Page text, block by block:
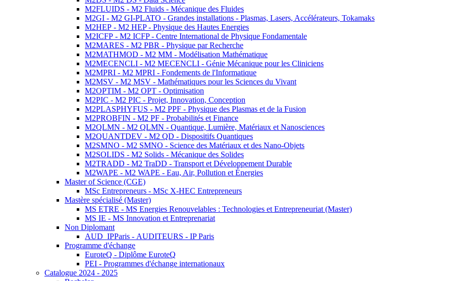
M2FLUIDS - M2 Fluids - Mécanique des Fluides
M2GI - M2 GI-PLATO - Grandes installations - Plasmas, Lasers, Accélérateurs, Tokamaks
M2HEP - M2 HEP - Physique des Hautes Energies
M2ICFP - M2 ICFP - Centre International de Physique Fondamentale
M2MARES - M2 PBR - Physique par Recherche
M2MATHMOD - M2 MM - Modélisation Mathématique
M2MECENCLI - M2 MECENCLI - Génie Mécanique pour les Cliniciens
M2MPRI - M2 MPRI - Fondements de l'Informatique
M2MSV - M2 MSV - Mathématiques pour les Sciences du Vivant
M2OPTIM - M2 OPT - Optimisation
M2PIC - M2 PIC - Projet, Innovation, Conception
M2PLASPHYFUS - M2 PPF - Physique des Plasmas et de la Fusion
M2PROBFIN - M2 PF - Probabilités et Finance
M2QLMN - M2 QLMN - Quantique, Lumière, Matériaux et Nanosciences
M2QUANTDEV - M2 QD - Dispositifs Quantiques
M2SMNO - M2 SMNO - Science des Matériaux et des Nano-Objets
M2SOLIDS - M2 Solids - Mécanique des Solides
M2TRADD - M2 TraDD - Transport et Développement Durable
M2WAPE - M2 WAPE - Eau, Air, Pollution et Énergies
Master of Science (CGE)
MSc Entrepreneurs - MSc X-HEC Entrepreneurs
Mastère spécialisé (Master)
MS ETRE - MS Energies Renouvelables : Technologies et Entrepreneuriat (Master)
MS IE - MS Innovation et Entreprenariat
Non Diplomant
AUD_IPParis - AUDITEURS - IP Paris
Programme d'échange
EuroteQ - Diplôme EuroteQ
PEI - Programmes d'échange internationaux
Catalogue 2024 - 2025